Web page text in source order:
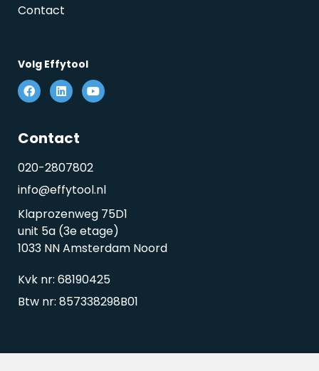
Contact
Volg Effytool
Contact
020-2807802
info@effytool.nl
Klaprozenweg 75D1
unit 5a (3e etage)
1033 NN Amsterdam Noord
Kvk nr: 68190425
Btw nr: 857338298B01